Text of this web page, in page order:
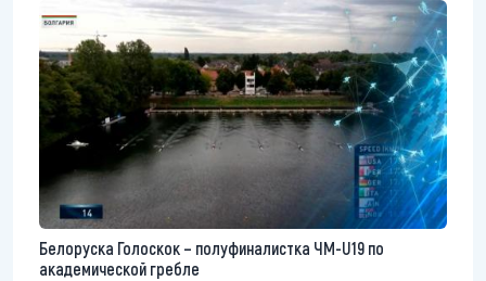
Белоруска Голоскок – полуфиналистка ЧМ-U19 по
академической гребле